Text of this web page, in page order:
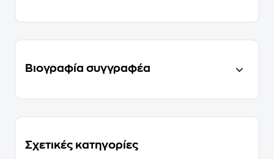
Βιογραφία συγγραφέα
Σχετικές κατηγορίες